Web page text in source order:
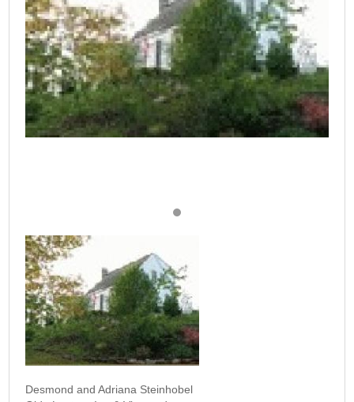
Desmond and Adriana Steinhobel